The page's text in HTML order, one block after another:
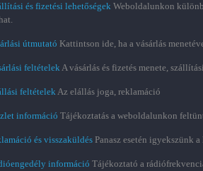
és fizetési lehetőségekWeboldalunkon
útmutató Kattintson ide, ha a vásárlás
feltételekA vásárlás és fizetés menete,
feltételekAz elállás joga, reklamáció
információ Tájékoztatás a weboldalunkon
és visszaküldés Panasz esetén igyekszünk
információ Tájékoztató a